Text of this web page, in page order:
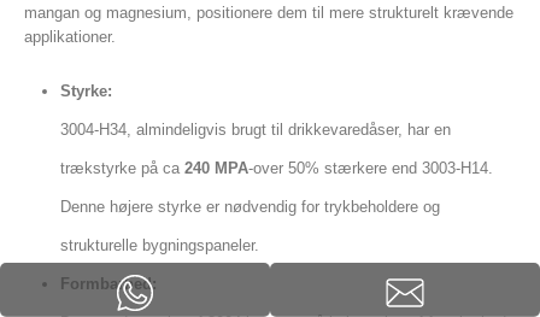
mangan og magnesium, positionere dem til mere strukturelt krævende
applikationer.
Styrke:
3004-H34, almindeligvis brugt til drikkevaredåser, har en
trækstyrke på ca 240 MPA-over 50% stærkere end 3003-H14.
Denne højere styrke er nødvendig for trykbeholdere og
strukturelle bygningspaneler.
Formbarhed: